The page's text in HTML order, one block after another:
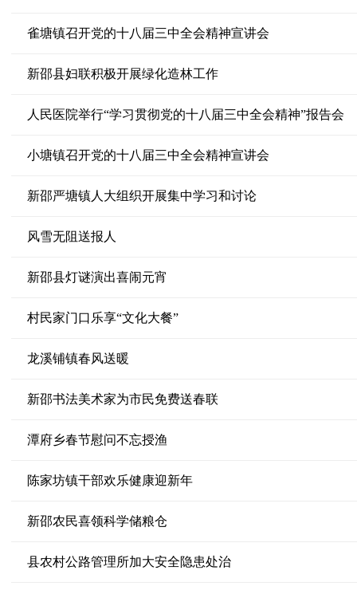
雀塘镇召开党的十八届三中全会精神宣讲会
新邵县妇联积极开展绿化造林工作
人民医院举行“学习贯彻党的十八届三中全会精神”报告会
小塘镇召开党的十八届三中全会精神宣讲会
新邵严塘镇人大组织开展集中学习和讨论
风雪无阻送报人
新邵县灯谜演出喜闹元宵
村民家门口乐享“文化大餐”
龙溪铺镇春风送暖
新邵书法美术家为市民免费送春联
潭府乡春节慰问不忘授渔
陈家坊镇干部欢乐健康迎新年
新邵农民喜领科学储粮仓
县农村公路管理所加大安全隐患处治